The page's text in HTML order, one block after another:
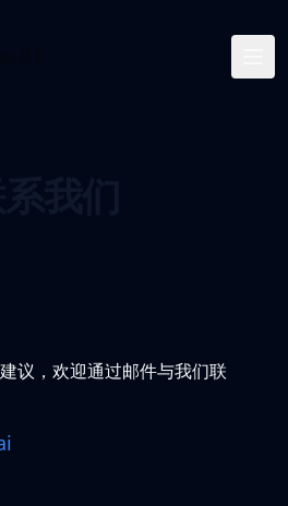
议，欢迎通过邮件与我们联